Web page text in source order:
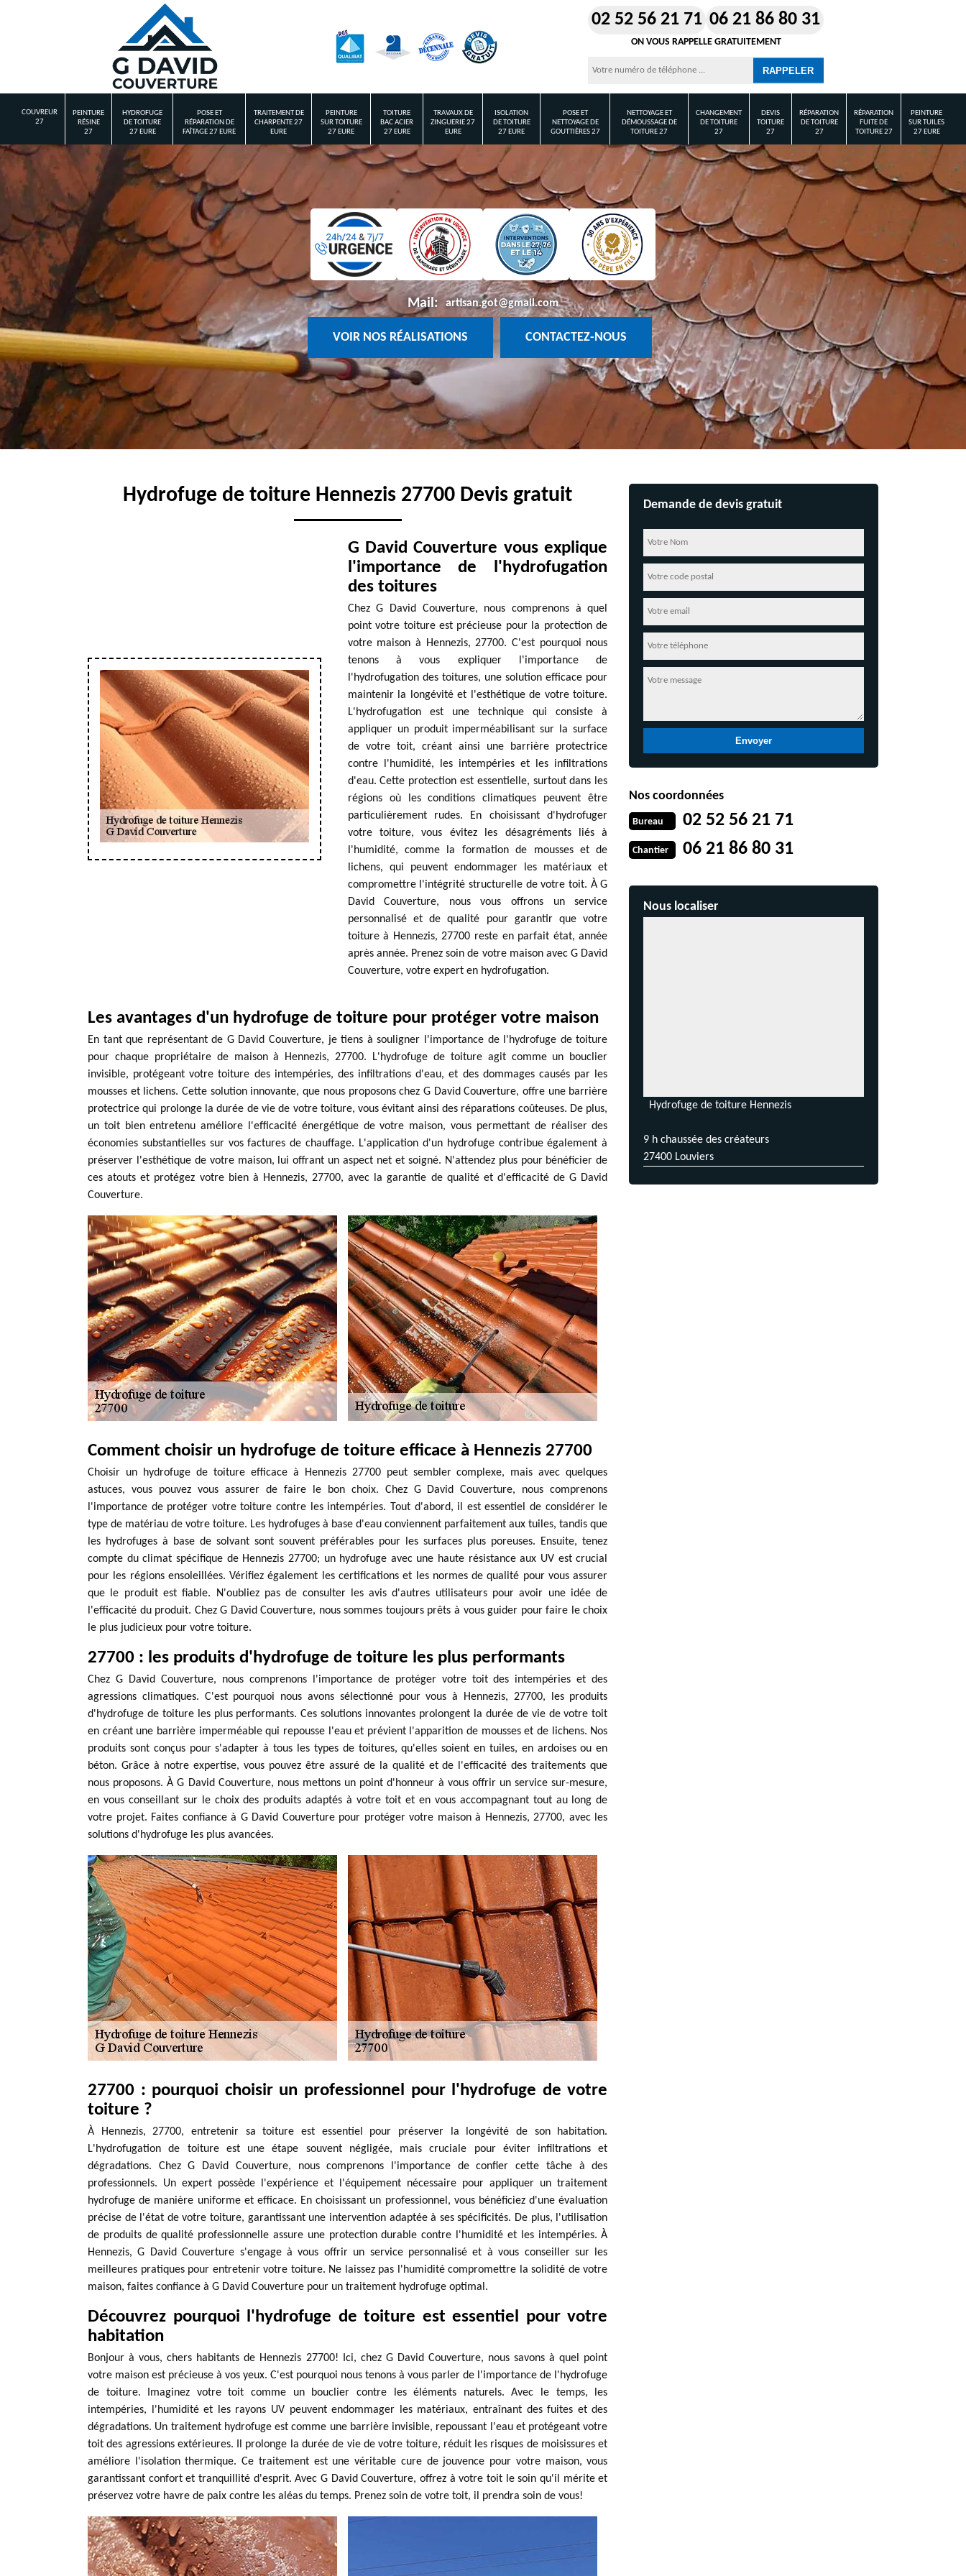
02 52 56 21 71 06 21 86 80 31
ON VOUS RAPPELLE GRATUITEMENT
COUVREUR
27
PEINTURE
RÉSINE
27
HYDROFUGE
DE TOITURE
27 EURE
POSE ET
RÉPARATION DE
FAÎTAGE 27 EURE
TRAITEMENT DE
CHARPENTE 27
EURE
PEINTURE
SUR TOITURE
27 EURE
TOITURE
BAC ACIER
27 EURE
TRAVAUX DE
ZINGUERIE 27
EURE
ISOLATION
DE TOITURE
27 EURE
POSE ET
NETTOYAGE DE
GOUTTIÈRES 27
NETTOYAGE ET
DÉMOUSSAGE DE
TOITURE 27
CHANGEMENT
DE TOITURE
27
DEVIS
TOITURE
27
RÉPARATION
DE TOITURE
27
RÉPARATION
FUITE DE
TOITURE 27
PEINTURE
SUR TUILES
27 EURE
Mail: artisan.got@gmail.com
VOIR NOS RÉALISATIONS CONTACTEZ-NOUS
Hydrofuge de toiture Hennezis 27700 Devis gratuit
G David Couverture vous explique
l'importance de l'hydrofugation
des toitures
Chez G David Couverture, nous comprenons à quel
point votre toiture est précieuse pour la protection de
votre maison à Hennezis, 27700. C'est pourquoi nous
tenons à vous expliquer l'importance de
l'hydrofugation des toitures, une solution efficace pour
maintenir la longévité et l'esthétique de votre toiture.
L'hydrofugation est une technique qui consiste à
appliquer un produit imperméabilisant sur la surface
de votre toit, créant ainsi une barrière protectrice
contre l'humidité, les intempéries et les infiltrations
d'eau. Cette protection est essentielle, surtout dans les
régions où les conditions climatiques peuvent être
particulièrement rudes. En choisissant d'hydrofuger
votre toiture, vous évitez les désagréments liés à
l'humidité, comme la formation de mousses et de
lichens, qui peuvent endommager les matériaux et
compromettre l'intégrité structurelle de votre toit. À G
David Couverture, nous vous offrons un service
personnalisé et de qualité pour garantir que votre
toiture à Hennezis, 27700 reste en parfait état, année
après année. Prenez soin de votre maison avec G David
Couverture, votre expert en hydrofugation.
Les avantages d'un hydrofuge de toiture pour protéger votre maison
En tant que représentant de G David Couverture, je tiens à souligner l'importance de l'hydrofuge de toiture
pour chaque propriétaire de maison à Hennezis, 27700. L'hydrofuge de toiture agit comme un bouclier
invisible, protégeant votre toiture des intempéries, des infiltrations d'eau, et des dommages causés par les
mousses et lichens. Cette solution innovante, que nous proposons chez G David Couverture, offre une barrière
protectrice qui prolonge la durée de vie de votre toiture, vous évitant ainsi des réparations coûteuses. De plus,
un toit bien entretenu améliore l'efficacité énergétique de votre maison, vous permettant de réaliser des
économies substantielles sur vos factures de chauffage. L'application d'un hydrofuge contribue également à
préserver l'esthétique de votre maison, lui offrant un aspect net et soigné. N'attendez plus pour bénéficier de
ces atouts et protégez votre bien à Hennezis, 27700, avec la garantie de qualité et d'efficacité de G David
Couverture.
Comment choisir un hydrofuge de toiture efficace à Hennezis 27700
Choisir un hydrofuge de toiture efficace à Hennezis 27700 peut sembler complexe, mais avec quelques
astuces, vous pouvez vous assurer de faire le bon choix. Chez G David Couverture, nous comprenons
l'importance de protéger votre toiture contre les intempéries. Tout d'abord, il est essentiel de considérer le
type de matériau de votre toiture. Les hydrofuges à base d'eau conviennent parfaitement aux tuiles, tandis que
les hydrofuges à base de solvant sont souvent préférables pour les surfaces plus poreuses. Ensuite, tenez
compte du climat spécifique de Hennezis 27700; un hydrofuge avec une haute résistance aux UV est crucial
pour les régions ensoleillées. Vérifiez également les certifications et les normes de qualité pour vous assurer
que le produit est fiable. N'oubliez pas de consulter les avis d'autres utilisateurs pour avoir une idée de
l'efficacité du produit. Chez G David Couverture, nous sommes toujours prêts à vous guider pour faire le choix
le plus judicieux pour votre toiture.
27700 : les produits d'hydrofuge de toiture les plus performants
Chez G David Couverture, nous comprenons l'importance de protéger votre toit des intempéries et des
agressions climatiques. C'est pourquoi nous avons sélectionné pour vous à Hennezis, 27700, les produits
d'hydrofuge de toiture les plus performants. Ces solutions innovantes prolongent la durée de vie de votre toit
en créant une barrière imperméable qui repousse l'eau et prévient l'apparition de mousses et de lichens. Nos
produits sont conçus pour s'adapter à tous les types de toitures, qu'elles soient en tuiles, en ardoises ou en
béton. Grâce à notre expertise, vous pouvez être assuré de la qualité et de l'efficacité des traitements que
nous proposons. À G David Couverture, nous mettons un point d'honneur à vous offrir un service sur-mesure,
en vous conseillant sur le choix des produits adaptés à votre toit et en vous accompagnant tout au long de
votre projet. Faites confiance à G David Couverture pour protéger votre maison à Hennezis, 27700, avec les
solutions d'hydrofuge les plus avancées.
27700 : pourquoi choisir un professionnel pour l'hydrofuge de votre
toiture ?
À Hennezis, 27700, entretenir sa toiture est essentiel pour préserver la longévité de son habitation.
L'hydrofugation de toiture est une étape souvent négligée, mais cruciale pour éviter infiltrations et
dégradations. Chez G David Couverture, nous comprenons l'importance de confier cette tâche à des
professionnels. Un expert possède l'expérience et l'équipement nécessaire pour appliquer un traitement
hydrofuge de manière uniforme et efficace. En choisissant un professionnel, vous bénéficiez d'une évaluation
précise de l'état de votre toiture, garantissant une intervention adaptée à ses spécificités. De plus, l'utilisation
de produits de qualité professionnelle assure une protection durable contre l'humidité et les intempéries. À
Hennezis, G David Couverture s'engage à vous offrir un service personnalisé et à vous conseiller sur les
meilleures pratiques pour entretenir votre toiture. Ne laissez pas l'humidité compromettre la solidité de votre
maison, faites confiance à G David Couverture pour un traitement hydrofuge optimal.
Découvrez pourquoi l'hydrofuge de toiture est essentiel pour votre
habitation
Bonjour à vous, chers habitants de Hennezis 27700! Ici, chez G David Couverture, nous savons à quel point
votre maison est précieuse à vos yeux. C'est pourquoi nous tenons à vous parler de l'importance de l'hydrofuge
de toiture. Imaginez votre toit comme un bouclier contre les éléments naturels. Avec le temps, les
intempéries, l'humidité et les rayons UV peuvent endommager les matériaux, entraînant des fuites et des
dégradations. Un traitement hydrofuge est comme une barrière invisible, repoussant l'eau et protégeant votre
toit des agressions extérieures. Il prolonge la durée de vie de votre toiture, réduit les risques de moisissures et
améliore l'isolation thermique. Ce traitement est une véritable cure de jouvence pour votre maison, vous
garantissant confort et tranquillité d'esprit. Avec G David Couverture, offrez à votre toit le soin qu'il mérite et
préservez votre havre de paix contre les aléas du temps. Prenez soin de votre toit, il prendra soin de vous!
Demande de devis gratuit
Nos coordonnées
Bureau 02 52 56 21 71
Chantier 06 21 86 80 31
Nous localiser
Hydrofuge de toiture Hennezis
9 h chaussée des créateurs
27400 Louviers